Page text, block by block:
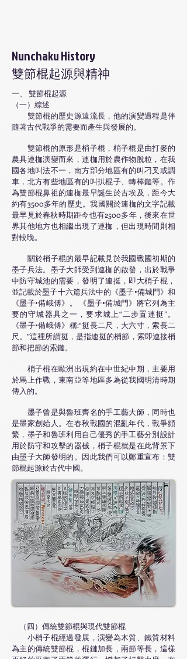
Nunchaku History
雙節棍起源與精神
一、 雙節棍起源
（一）綜述
雙節棍的歷史源遠流長，他的演變過程是伴
隨著古代戰爭的需要而產生與發展的。
雙節棍的原形是梢子棍，梢子棍是由打麥的
農具連枷演變而來，連枷用於農作物脫粒，在我
國各地叫法不一，南方部分地區有的叫刁叉或調
車，北方有些地區有的叫扒棍子、轉棒鎚等。作
為雙節棍鼻祖的連枷最早誕生於古埃及，距今大
約有3500多年的歷史。我國關於連枷的文字記載
最早見於春秋時期距今也有2500多年，後來在世
界其他地方也相繼出現了連枷，但出現時間則相
對較晚。
關於梢子棍的最早記載見於我國戰國初期的
墨子兵法。墨子大師受到連枷的啟發，出於戰爭
中防守城池的需要，發明了連挺，即大梢子棍，
並記載於墨子十六篇兵法中的《墨子•備城門》和
《墨子•備峨傅》。 《墨子•備城門》將它列為主
要的守城器具之一，要求城上“二步置連挺”。
《墨子•備峨傅》稱:“挺長二尺，大六寸，索長二
尺。”這裡所謂挺，是指連挺的梢節，索即連接梢
節和把節的索鏈。
梢子棍在歐洲出現約在中世紀中期，主要用
於馬上作戰，東南亞等地區多為從我國明清時期
傳入的。
墨子曾是與魯班齊名的手工藝大師，同時也
是墨家創始人。在春秋戰國的混亂年代，戰爭頻
繁，墨子和魯班利用自己優秀的手工藝分別設計
用於防守和攻擊的器械，梢子棍就是在此背景下
由墨子大師發明的。因此我們可以鄭重宣布：雙
節棍起源於古代中國。
（四）傳統雙節棍與現代雙節棍
小梢子棍經過發展，演變為木質、鐵質材料
為主的傳統雙節棍，棍鏈加長，兩節等長，這樣